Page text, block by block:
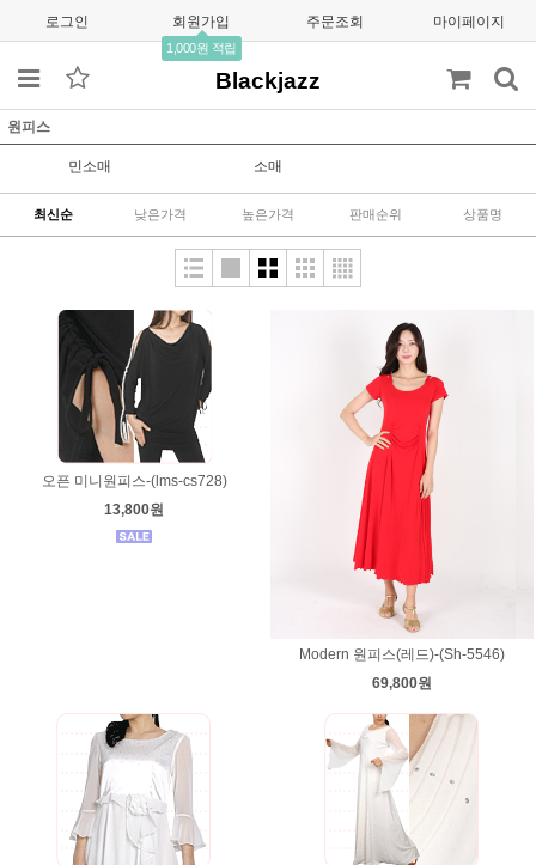
로그인 회원가입
1,000원 적립
주문조회 마이페이지
Blackjazz
원피스
민소매 소매
최신순 낮은가격 높은가격 판매순위 상품명
오픈 미니원피스-(lms-cs728)
13,800원
Modern 원피스(레드)-(Sh-5546)
69,800원